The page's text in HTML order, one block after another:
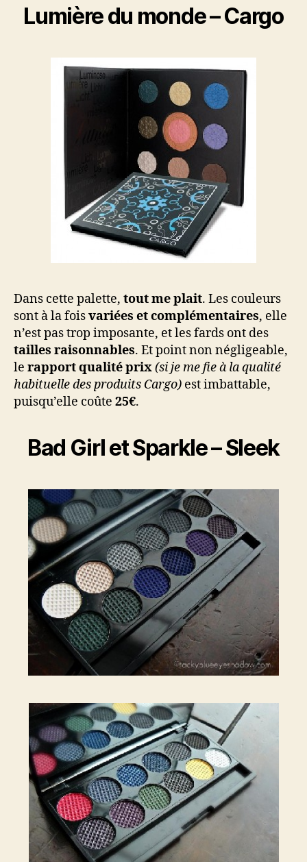
Lumière du monde – Cargo
Dans cette palette, tout me plait. Les couleurs
sont à la foisvariées et complémentaires, elle
n’est pas trop imposante, et les fards ont des
tailles raisonnables. Et point non négligeable,
le rapport qualité prix(si je me fie à la qualité
habituelle des produits Cargo) est imbattable,
puisqu’elle coûte 25€.
Bad Girl et Sparkle – Sleek